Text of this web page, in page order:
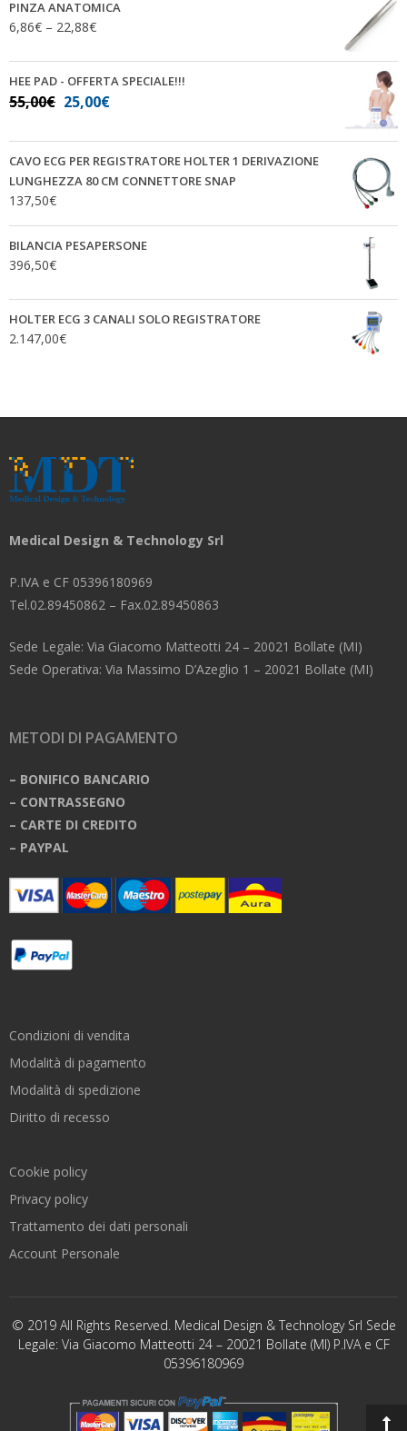
PINZA ANATOMICA
6,86€ – 22,88€
HEE PAD - OFFERTA SPECIALE!!!
55,00€ 25,00€
CAVO ECG PER REGISTRATORE HOLTER 1 DERIVAZIONE
LUNGHEZZA 80 CM CONNETTORE SNAP
137,50€
BILANCIA PESAPERSONE
396,50€
HOLTER ECG 3 CANALI SOLO REGISTRATORE
2.147,00€
Medical Design & Technology Srl
P.IVA e CF 05396180969
Tel.02.89450862 – Fax.02.89450863
Sede Legale: Via Giacomo Matteotti 24 – 20021 Bollate (MI)
Sede Operativa: Via Massimo D’Azeglio 1 – 20021 Bollate (MI)
METODI DI PAGAMENTO
– BONIFICO BANCARIO
– CONTRASSEGNO
– CARTE DI CREDITO
– PAYPAL
Condizioni di vendita
Modalità di pagamento
Modalità di spedizione
Diritto di recesso
Cookie policy
Privacy policy
Trattamento dei dati personali
Account Personale
© 2019 All Rights Reserved. Medical Design & Technology Srl Sede
Legale: Via Giacomo Matteotti 24 – 20021 Bollate (MI) P.IVA e CF
05396180969